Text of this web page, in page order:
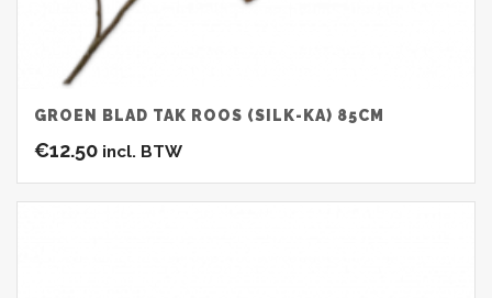
GROEN BLAD TAK ROOS (SILK-KA) 85CM
€12.50 incl. BTW